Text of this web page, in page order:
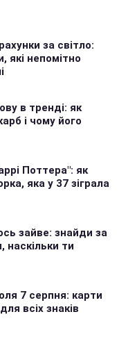
за світло:
які непомітно
в тренді: як
і чому його
Поттера": як
яка у 37 зіграла
зайве: знайди за
наскільки ти
7 серпня: карти
всіх знаків